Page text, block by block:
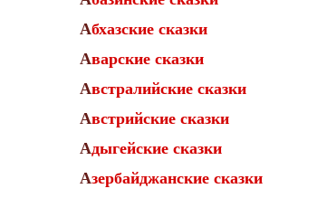
Абхазские сказки
Аварские сказки
Австралийские сказки
Австрийские сказки
Адыгейские сказки
Азербайджанские сказки